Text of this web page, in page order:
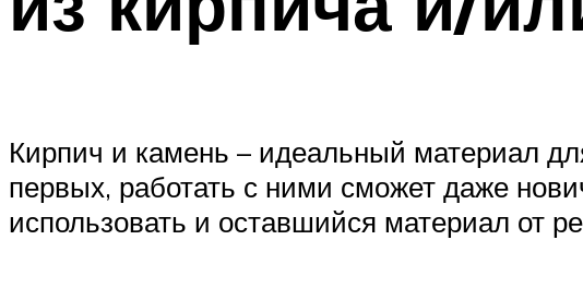
Кирпич и камень – идеальный материал
первых, работать с ними сможет даже
использовать и оставшийся материал от